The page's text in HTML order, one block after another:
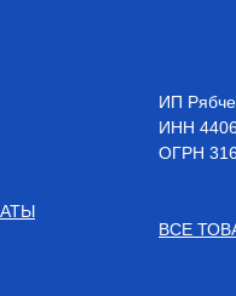
ВСЕ
ИП
ИНН
OГРН